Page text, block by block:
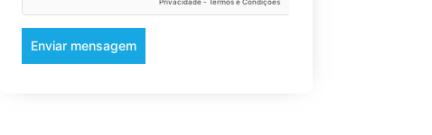
Enviar mensagem